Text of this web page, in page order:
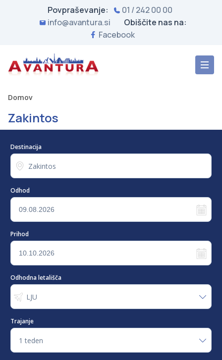
Povpraševanje:
01 / 242 00 00
info@avantura.si
Obiščite nas na:
Facebook
Domov
Zakintos
Destinacija
Odhod
Prihod
Odhodna letališča
LJU
Trajanje
1 teden